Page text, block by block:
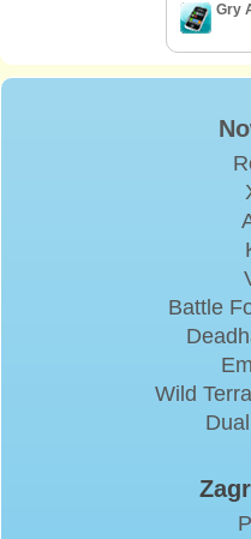
Gry
Battle
Wild